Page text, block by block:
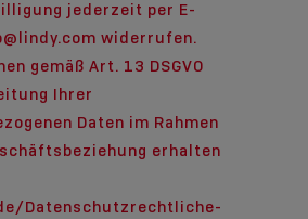
jederzeit per E-
widerrufen.
gemäß Art. 13 DSGVO
Ihrer
Daten im Rahmen
erhalten
Datenschutzrechtliche-